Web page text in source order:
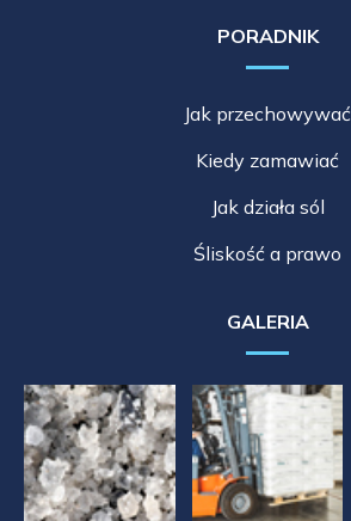
PORADNIK
Jak przechowywać
Kiedy zamawiać
Jak działa sól
Śliskość a prawo
GALERIA